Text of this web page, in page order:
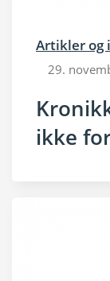
Artikler og
29.
ikke